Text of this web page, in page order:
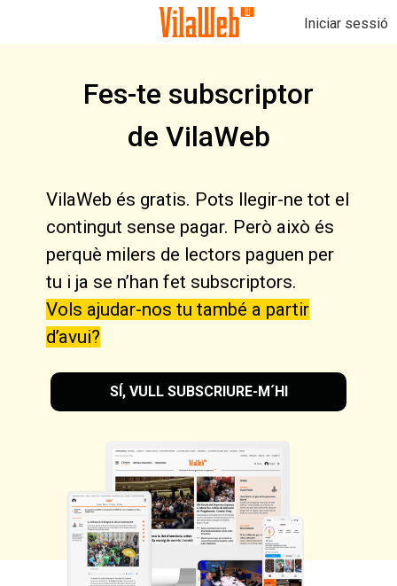
Iniciar sessió
Fes-te subscriptor
de VilaWeb
VilaWeb és gratis. Pots llegir-ne tot el
contingut sense pagar. Però això és
perquè milers de lectors paguen per
tu i ja se n’han fet subscriptors.
Vols ajudar-nos tu també a partir
d’avui?
SÍ, VULL SUBSCRIURE-M´HI